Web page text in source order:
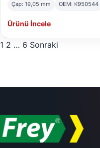
Çap: 19,05 mm OEM: K950544
Ürünü İncele
Yazı sayfalaması
1 2 … 6 Sonraki